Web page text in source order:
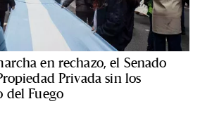
en rechazo, el Senado
Privada sin los
del Fuego